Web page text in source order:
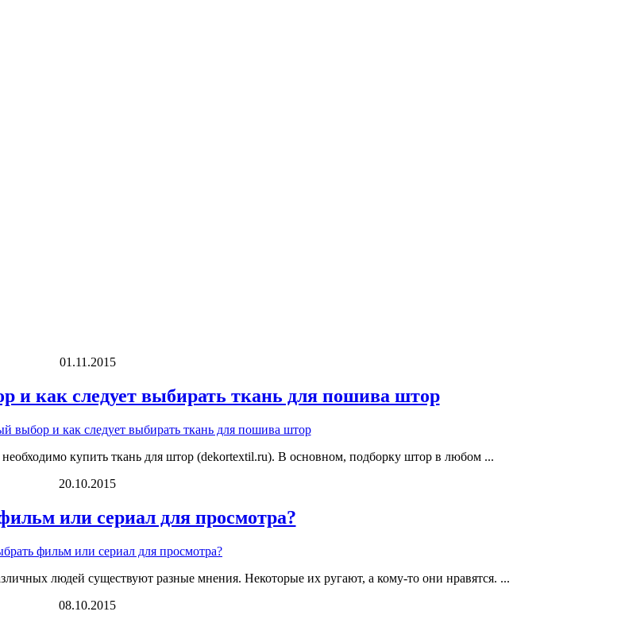
01.11.2015
и как следует выбирать ткань для пошива штор
купить ткань для штор (dekortextil.ru). В основном, подборку штор в любом ...
20.10.2015
или сериал для просмотра?
людей существуют разные мнения. Некоторые их ругают, а кому-то они нравятся. ...
08.10.2015